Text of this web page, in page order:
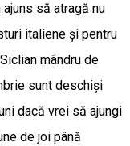
să atragă nu
italiene și pentru
mândru de
sunt deschiși
dacă vrei să ajungi
de joi până